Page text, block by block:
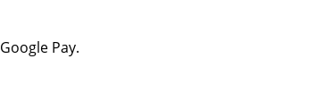
خيارات دفع آمنة تشمل البطاقات الائتمانية، Apple Pay، وGoogle Pay.